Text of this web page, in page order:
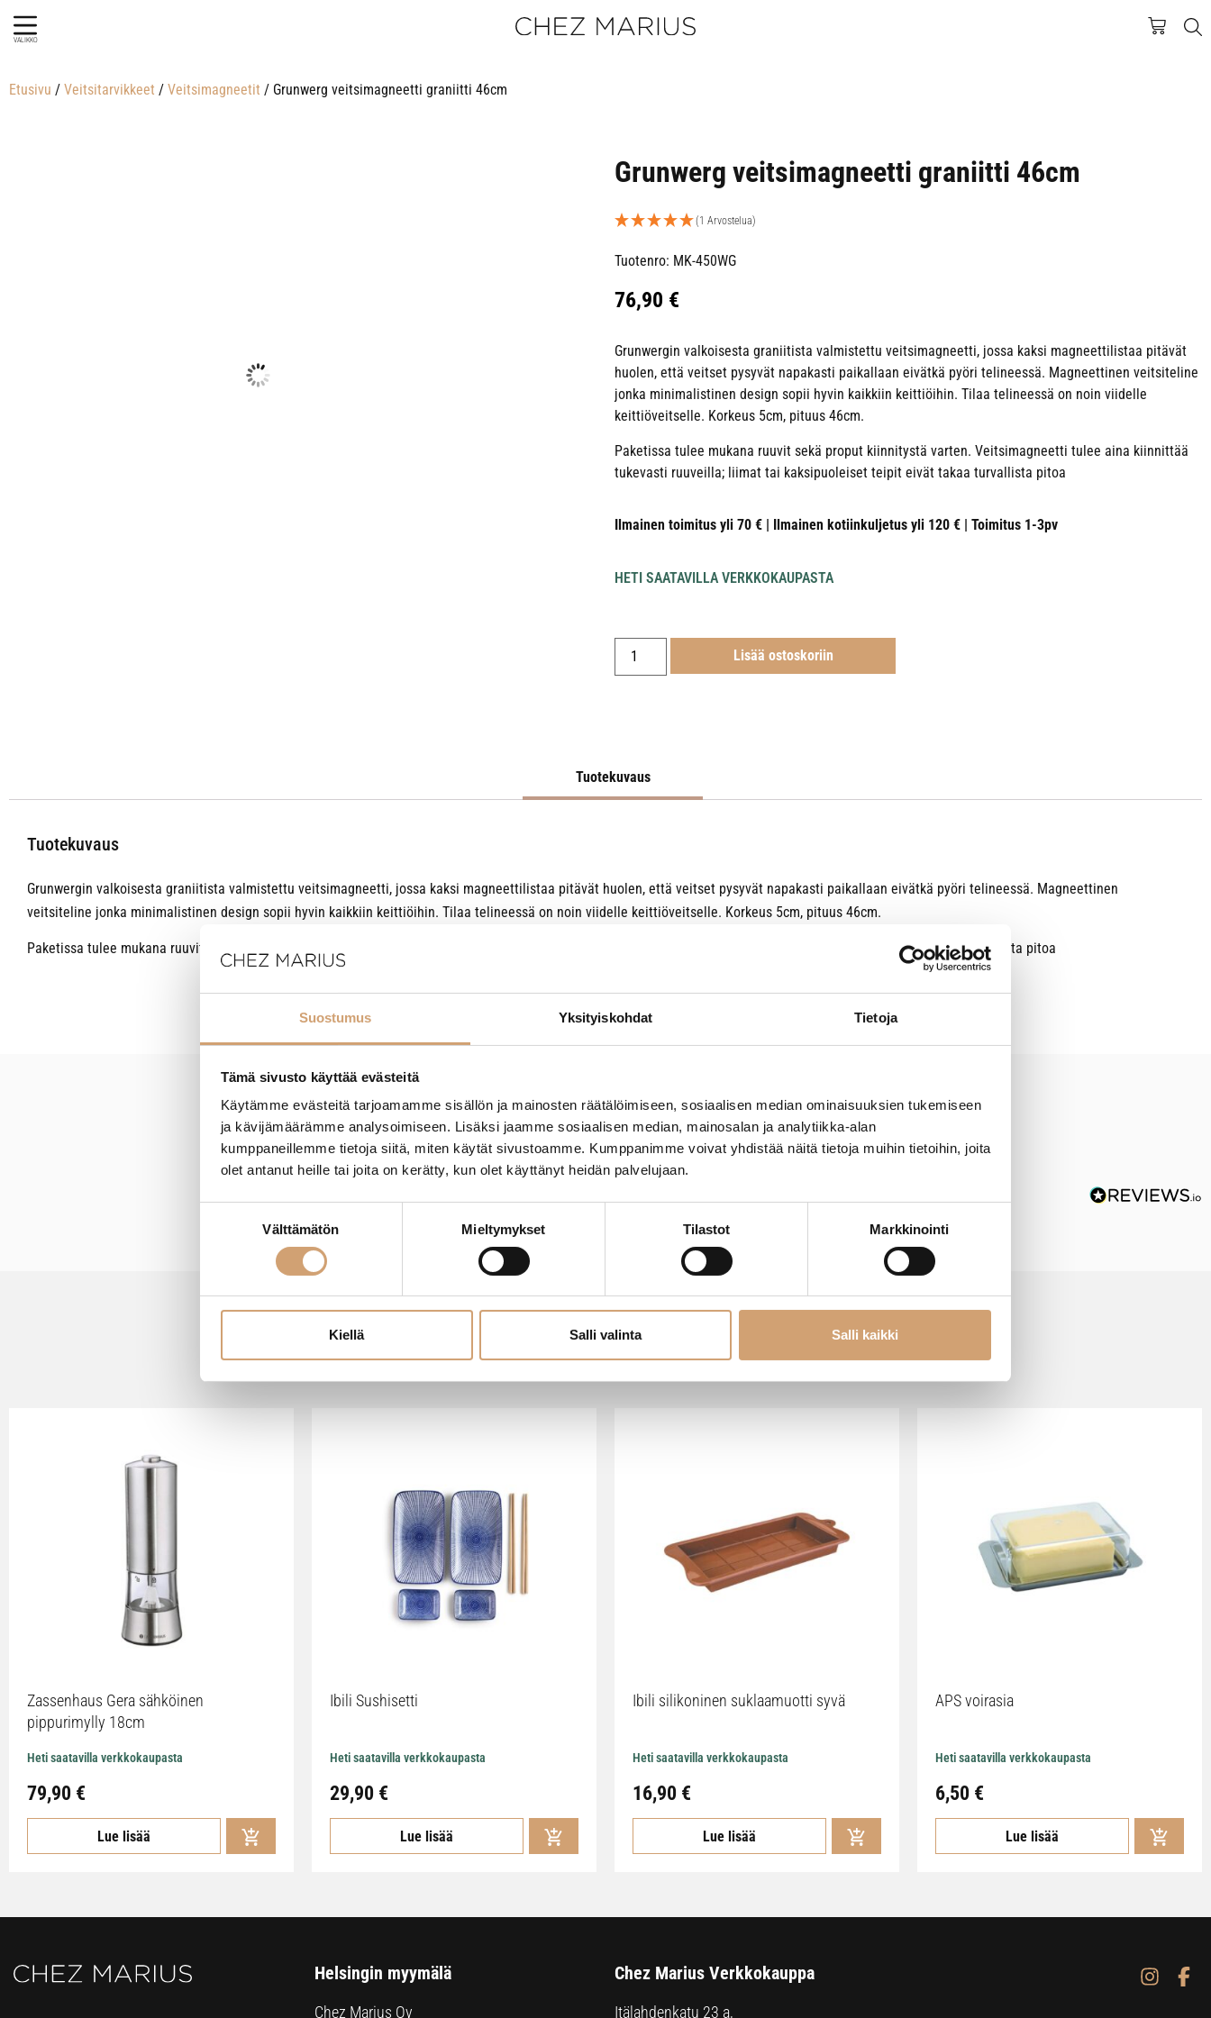
Suostumus Yksityiskohdat Tietoja
Tämä sivusto käyttää evästeitä
Käytämme evästeitä tarjoamamme sisällön ja mainosten räätälöimiseen, sosiaalisen median ominaisuuksien tukemiseen
ja kävijämäärämme analysoimiseen. Lisäksi jaamme sosiaalisen median, mainosalan ja analytiikka-alan
kumppaneillemme tietoja siitä, miten käytät sivustoamme. Kumppanimme voivat yhdistää näitä tietoja muihin tietoihin, joita
olet antanut heille tai joita on kerätty, kun olet käyttänyt heidän palvelujaan.
Välttämätön Mieltymykset Tilastot Markkinointi
Kiellä Salli valinta Salli kaikki
VALIKKO
Etusivu / Veitsitarvikkeet / Veitsimagneetit / Grunwerg veitsimagneetti graniitti 46cm
Grunwerg veitsimagneetti graniitti 46cm
(1 Arvostelua)
Tuotenro: MK-450WG
76,90 €
Grunwergin valkoisesta graniitista valmistettu veitsimagneetti, jossa kaksi magneettilistaa pitävät
huolen, että veitset pysyvät napakasti paikallaan eivätkä pyöri telineessä. Magneettinen veitsiteline
jonka minimalistinen design sopii hyvin kaikkiin keittiöihin. Tilaa telineessä on noin viidelle
keittiöveitselle. Korkeus 5cm, pituus 46cm.
Paketissa tulee mukana ruuvit sekä proput kiinnitystä varten. Veitsimagneetti tulee aina kiinnittää
tukevasti ruuveilla; liimat tai kaksipuoleiset teipit eivät takaa turvallista pitoa
Ilmainen toimitus yli 70 € | Ilmainen kotiinkuljetus yli 120 € | Toimitus 1-3pv
HETI SAATAVILLA VERKKOKAUPASTA
Lisää ostoskoriin
Tuotekuvaus
Tuotekuvaus
Grunwergin valkoisesta graniitista valmistettu veitsimagneetti, jossa kaksi magneettilistaa pitävät huolen, että veitset pysyvät napakasti paikallaan eivätkä pyöri telineessä. Magneettinen
veitsiteline jonka minimalistinen design sopii hyvin kaikkiin keittiöihin. Tilaa telineessä on noin viidelle keittiöveitselle. Korkeus 5cm, pituus 46cm.
Paketissa tulee mukana ruuvit sekä proput kiinnitystä varten. Veitsimagneetti tulee aina kiinnittää tukevasti ruuveilla; liimat tai kaksipuoleiset teipit eivät takaa turvallista pitoa
- Tuotteesta ei ole vielä arvosteluja -
VIIMEISIMMÄT TUOTTEET
Zassenhaus Gera sähköinen
pippurimylly 18cm
Heti saatavilla verkkokaupasta
79,90 €
Lue lisää
Ibili Sushisetti
Heti saatavilla verkkokaupasta
29,90 €
Lue lisää
Ibili silikoninen suklaamuotti syvä
Heti saatavilla verkkokaupasta
16,90 €
Lue lisää
APS voirasia
Heti saatavilla verkkokaupasta
6,50 €
Lue lisää
Helsingin myymälä
Chez Marius Oy
Chez Marius Verkkokauppa
Itälahdenkatu 23 a,